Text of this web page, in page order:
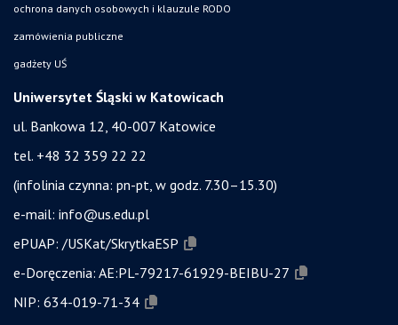
ochrona danych osobowych i klauzule RODO
zamówienia publiczne
gadżety UŚ
Uniwersytet Śląski w Katowicach
ul. Bankowa 12, 40-007 Katowice
tel. +48 32 359 22 22
(infolinia czynna: pn-pt, w godz. 7.30–15.30)
e-mail: info@us.edu.pl
ePUAP: /USKat/SkrytkaESP
e-Doręczenia: AE:PL-79217-61929-BEIBU-27
NIP: 634-019-71-34